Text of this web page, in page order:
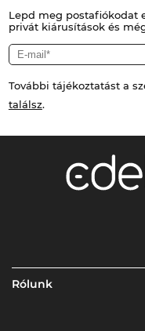
Lepd meg postafiókodat
privát kiárusítások és
További tájékoztatást a
találsz.
Rólunk